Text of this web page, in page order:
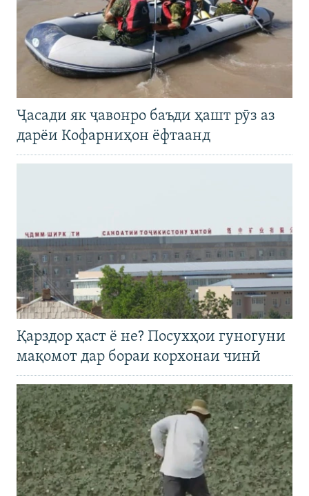
Ҷасади як ҷавонро баъди ҳашт рӯз аз
дарёи Кофарниҳон ёфтаанд
Қарздор ҳаст ё не? Посухҳои гуногуни
мақомот дар бораи корхонаи чинӣ